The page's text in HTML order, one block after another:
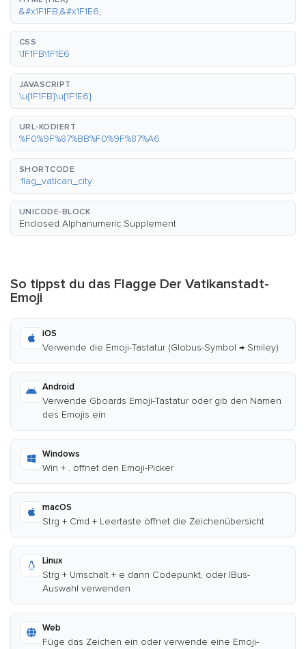
&#x1F1FB;&#x1F1E6;
CSS
\1F1FB\1F1E6
JAVASCRIPT
\u{1F1FB}\u{1F1E6}
URL-KODIERT
%F0%9F%87%BB%F0%9F%87%A6
SHORTCODE
:flag_vatican_city:
UNICODE-BLOCK
Enclosed Alphanumeric Supplement
So tippst du das Flagge Der Vatikanstadt-
Emoji
iOS
Verwende die Emoji-Tastatur (Globus-Symbol → Smiley)
Android
Verwende Gboards Emoji-Tastatur oder gib den Namen
des Emojis ein
Windows
Win + . öffnet den Emoji-Picker
macOS
Strg + Cmd + Leertaste öffnet die Zeichenübersicht
Linux
Strg + Umschalt + e dann Codepunkt, oder IBus-
Auswahl verwenden
Web
Füge das Zeichen ein oder verwende eine Emoji-